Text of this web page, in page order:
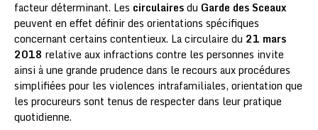
facteur déterminant. Les circulairesdu Garde des Sceaux
peuvent en effet définir des orientations spécifiques
concernant certains contentieux. La circulaire du 21 mars
2018 relative aux infractions contre les personnes invite
ainsi à une grande prudence dans le recours aux procédures
simplifiées pour les violences intrafamiliales, orientation que
les procureurs sont tenus de respecter dans leur pratique
quotidienne.